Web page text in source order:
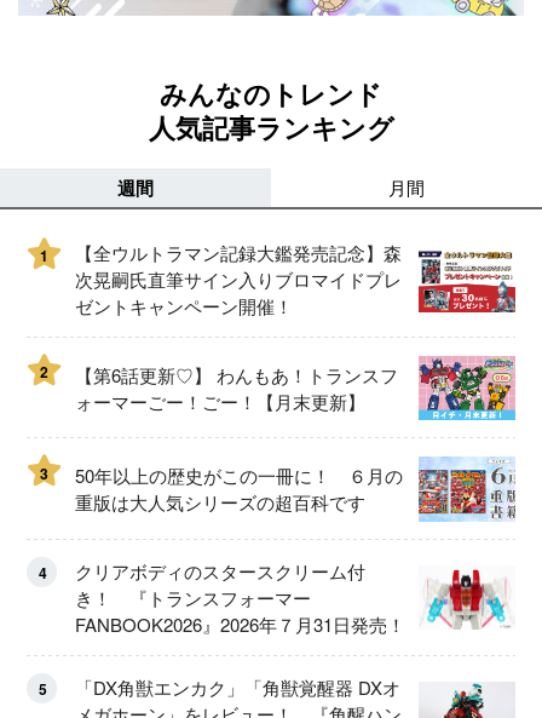
みんなのトレンド
人気記事ランキング
週間 月間
1
【全ウルトラマン記録大鑑発売記念】森
次晃嗣氏直筆サイン入りブロマイドプレ
ゼントキャンペーン開催！
2
【第6話更新♡】 わんもあ！トランスフ
ォーマーごー！ごー！【月末更新】
3
50年以上の歴史がこの一冊に！ ６月の
重版は大人気シリーズの超百科です
4
クリアボディのスタースクリーム付
き！ 『トランスフォーマー
FANBOOK2026』2026年７月31日発売！
5
「DX角獣エンカク」「角獣覚醒器 DXオ